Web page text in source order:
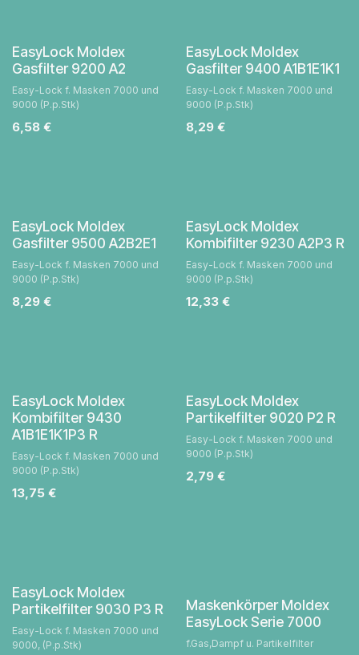
EasyLock Moldex
Gasfilter 9200 A2
Easy-Lock f. Masken 7000 und
9000 (P.p.Stk)
6,58 €
EasyLock Moldex
Gasfilter 9400 A1B1E1K1
Easy-Lock f. Masken 7000 und
9000 (P.p.Stk)
8,29€
EasyLock Moldex
Gasfilter 9500 A2B2E1
Easy-Lock f. Masken 7000 und
9000 (P.p.Stk)
8,29 €
EasyLock Moldex
Kombifilter 9230 A2P3 R
Easy-Lock f. Masken 7000 und
9000 (P.p.Stk)
12,33€
EasyLock Moldex
Kombifilter 9430
A1B1E1K1P3 R
Easy-Lock f. Masken 7000 und
9000 (P.p.Stk)
13,75 €
EasyLock Moldex
Partikelfilter 9020 P2 R
Easy-Lock f. Masken 7000 und
9000 (P.p.Stk)
2,79€
EasyLock Moldex
Partikelfilter 9030 P3 R
Easy-Lock f. Masken 7000 und
9000, (P.p.Stk)
Maskenkörper Moldex
EasyLock Serie 7000
f.Gas,Dampf u. Partikelfilter